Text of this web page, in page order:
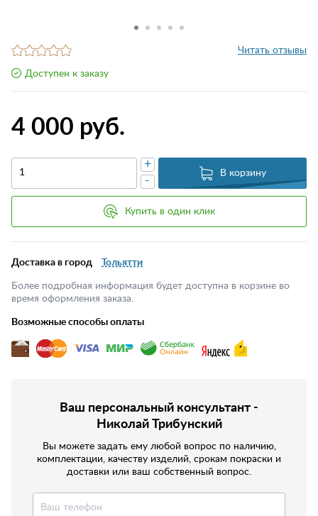
Читать отзывы
Доступен к заказу
4 000 руб.
-
+
В корзину
Купить в один клик
Доставка в город Тольятти
Более подробная информация будет доступна в корзине во
время оформления заказа.
Возможные способы оплаты
Ваш персональный консультант -
Николай Трибунский
Вы можете задать ему любой вопрос по наличию,
комплектации, качеству изделий, срокам покраски и
доставки или ваш собственный вопрос.